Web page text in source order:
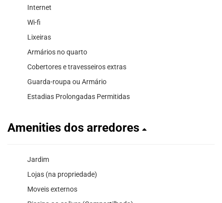
Internet
Wi-fi
Lixeiras
Armários no quarto
Cobertores e travesseiros extras
Guarda-roupa ou Armário
Estadias Prolongadas Permitidas
Amenities dos arredores
Jardim
Lojas (na propriedade)
Moveis externos